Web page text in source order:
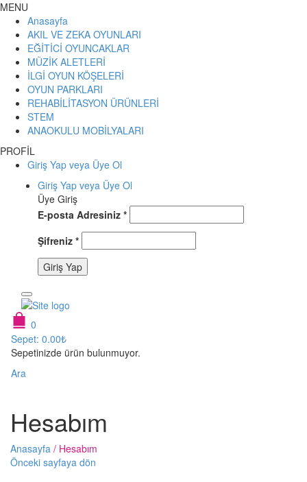
MENU
Anasayfa
AKIL VE ZEKA OYUNLARI
EĞİTİCİ OYUNCAKLAR
MÜZİK ALETLERİ
İLGİ OYUN KÖŞELERİ
OYUN PARKLARI
REHABİLİTASYON ÜRÜNLERİ
STEM
ANAOKULU MOBİLYALARI
PROFİL
Giriş Yap veya Üye Ol
Giriş Yap veya Üye Ol
Üye Giriş
E-posta Adresiniz *
Şifreniz *
0
Sepet: 0.00₺
Sepetinizde ürün bulunmuyor.
Ara
Hesabım
Anasayfa / Hesabım
Önceki sayfaya dön